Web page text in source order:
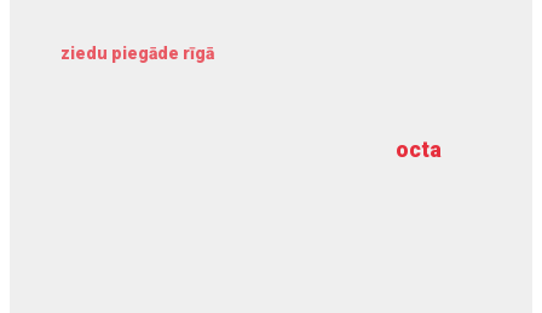
octa
ziedu piegāde rīgā
dziļurbums